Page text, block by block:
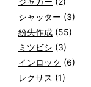
シャッター (3)
紛失作成 (55)
ミツビシ (3)
インロック (6)
レクサス (1)